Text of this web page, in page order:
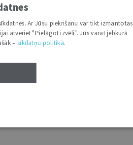
īsteno
Ar Jūsu piekrišanu var tikt izmantotas
atveriet "Pielāgot izvēli". Jūs varat jebkurā
– sīkdatņu politikā.